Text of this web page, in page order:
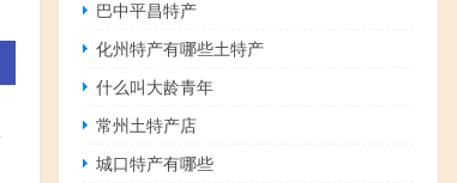
巴中平昌特产
化州特产有哪些土特产
什么叫大龄青年
常州土特产店
城口特产有哪些